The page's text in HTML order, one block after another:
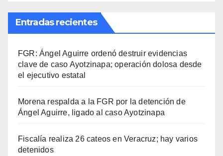
Entradas recientes
FGR: Ángel Aguirre ordenó destruir evidencias
clave de caso Ayotzinapa; operación dolosa desde
el ejecutivo estatal
Morena respalda a la FGR por la detención de
Ángel Aguirre, ligado al caso Ayotzinapa
Fiscalía realiza 26 cateos en Veracruz; hay varios
detenidos